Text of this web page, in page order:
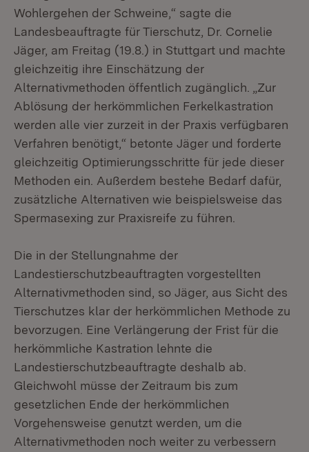
Wohlergehen der Schweine,“ sagte die
Landesbeauftragte für Tierschutz, Dr. Cornelie
Jäger, am Freitag (19.8.) in Stuttgart und machte
gleichzeitig ihre Einschätzung der
Alternativmethoden öffentlich zugänglich. „Zur
Ablösung der herkömmlichen Ferkelkastration
werden alle vier zurzeit in der Praxis verfügbaren
Verfahren benötigt,“ betonte Jäger und forderte
gleichzeitig Optimierungsschritte für jede dieser
Methoden ein. Außerdem bestehe Bedarf dafür,
zusätzliche Alternativen wie beispielsweise das
Spermasexing zur Praxisreife zu führen.
Die in der Stellungnahme der
Landestierschutzbeauftragten vorgestellten
Alternativmethoden sind, so Jäger, aus Sicht des
Tierschutzes klar der herkömmlichen Methode zu
bevorzugen. Eine Verlängerung der Frist für die
herkömmliche Kastration lehnte die
Landestierschutzbeauftragte deshalb ab.
Gleichwohl müsse der Zeitraum bis zum
gesetzlichen Ende der herkömmlichen
Vorgehensweise genutzt werden, um die
Alternativmethoden noch weiter zu verbessern